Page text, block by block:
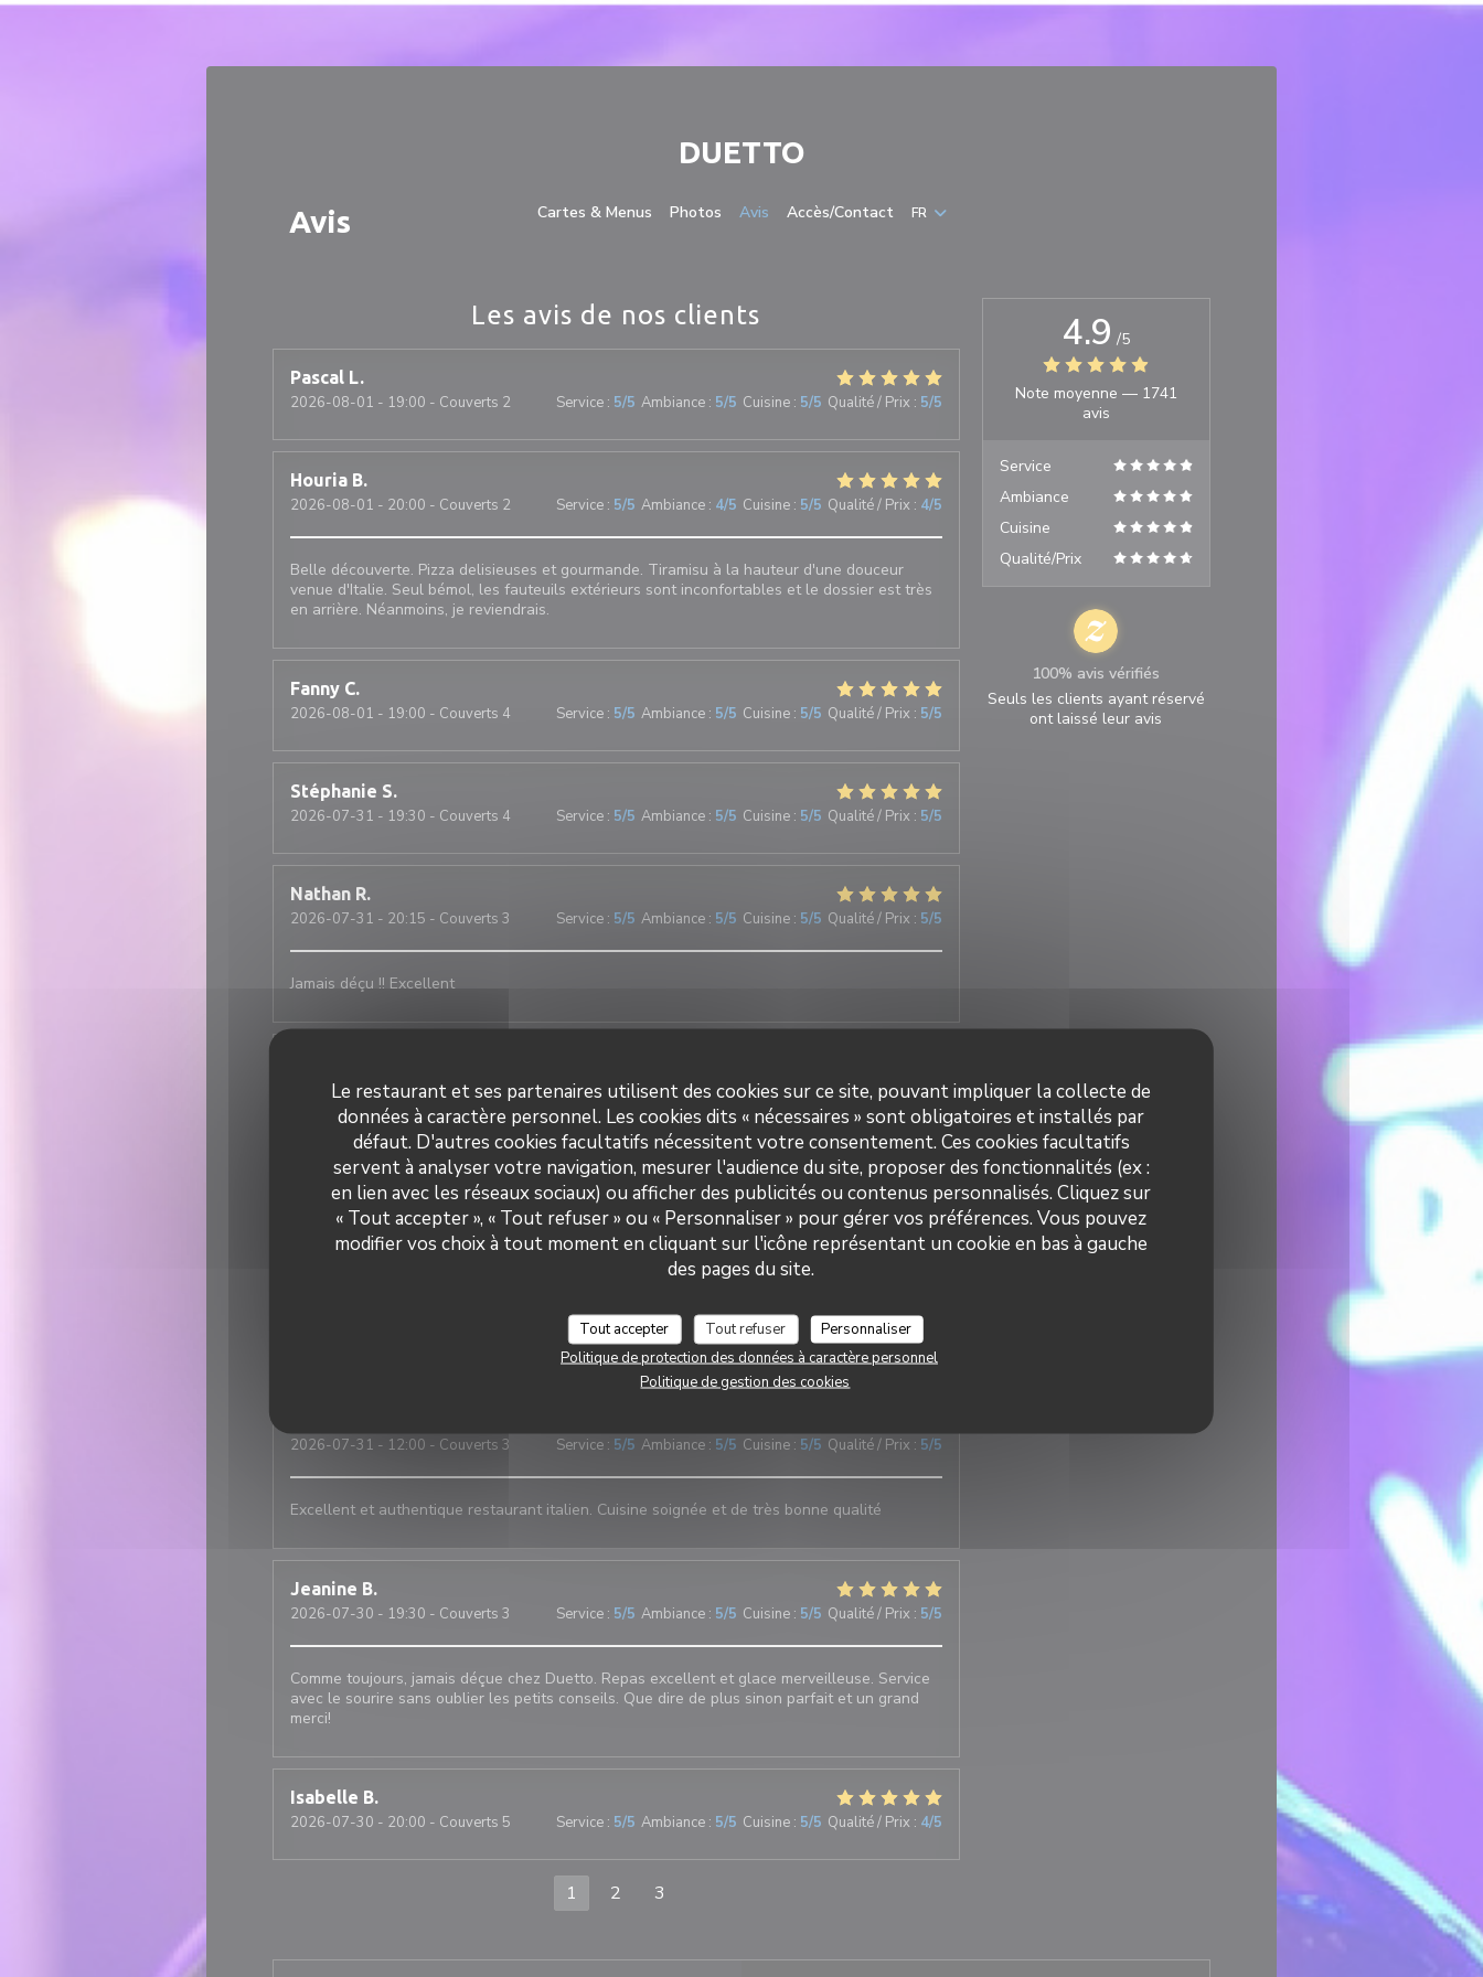
Personnalisation de vos choix en matière de cookies
Le restaurant et ses partenaires utilisent des cookies sur ce site, pouvant impliquer la collecte de
données à caractère personnel. Les cookies dits « nécessaires » sont obligatoires et installés par
défaut. D'autres cookies facultatifs nécessitent votre consentement. Ces cookies facultatifs
servent à analyser votre navigation, mesurer l'audience du site, proposer des fonctionnalités (ex :
en lien avec les réseaux sociaux) ou afficher des publicités ou contenus personnalisés. Cliquez sur
« Tout accepter », « Tout refuser » ou « Personnaliser » pour gérer vos préférences. Vous pouvez
modifier vos choix à tout moment en cliquant sur l'icône représentant un cookie en bas à gauche
des pages du site.
Tout accepter Tout refuser
Personnaliser
Politique de protection des données à caractère personnel
Politique de gestion des cookies
DUETTO
Cartes & Menus Photos Avis Accès/Contact FR
Avis
Les avis de nos clients
Pascal L
2026-08-01 - 19:00 - Couverts 2 Service: 5/5 Ambiance: 5/5 Cuisine: 5/5 Qualité / Prix: 5/5
Houria B
2026-08-01 - 20:00 - Couverts 2 Service: 5/5 Ambiance: 4/5 Cuisine: 5/5 Qualité / Prix: 4/5
Belle découverte. Pizza delisieuses et gourmande. Tiramisu à la hauteur d'une douceur
venue d'Italie. Seul bémol, les fauteuils extérieurs sont inconfortables et le dossier est très
en arrière. Néanmoins, je reviendrais.
Fanny C
2026-08-01 - 19:00 - Couverts 4 Service: 5/5 Ambiance: 5/5 Cuisine: 5/5 Qualité / Prix: 5/5
Stéphanie S
2026-07-31 - 19:30 - Couverts 4 Service: 5/5 Ambiance: 5/5 Cuisine: 5/5 Qualité / Prix : 5/5
Nathan R
2026-07-31 - 20:15 - Couverts 3 Service: 5/5 Ambiance: 5/5 Cuisine: 5/5 Qualité / Prix : 5/5
Jamais déçu !! Excellent
2026-07-31- 19:30 - Couverts 3 Service : 5/5 Ambiance: 5/5 Cuisine: 5/5 Qualité / Prix:5/5
Super ambiance, service impeccable et tout est délicieux !!!
T
2026-07-31- 12:30 - Couverts 2 Service : 5 /5 Ambiance : 5/5 Cuisine:5 /5 Qualité / Prix : 5 /5
Une excellente adresse italienne au cœur du village ! Les plats sont délicieux et le service
est tout simplement incroyable : chaleureux, attentionné et d’une grande gentillesse.
2026-07-31 - 12:00 - Couverts 3 Service: 5/5 Ambiance: 5/5 Cuisine: 5/5 Qualité / Prix : 5/5
Excellent et authentique restaurant italien. Cuisine soignée et de très bonne qualité
Jeanine B
2026-07-30 - 19:30 - Couverts 3 Service: 5/5 Ambiance: 5/5 Cuisine: 5/5 Qualité / Prix: 5/5
Comme toujours, jamais déçue chez Duetto. Repas excellent et glace merveilleuse. Service
avec le sourire sans oublier les petits conseils. Que dire de plus sinon parfait et un grand
merci!
Isabelle B
2026-07-30 - 20:00 - Couverts 5 Service: 5/5 Ambiance: 5/5 Cuisine: 5/5 Qualité / Prix: 4/5
1 2 3
4.9 /5
Note moyenne — 1741
avis
Service
Ambiance
Cuisine
Qualité/Prix
100% avis vérifiés
Seuls les clients ayant réservé
ont laissé leur avis
DUETTO